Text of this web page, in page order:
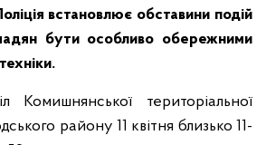
встановлює обставини подій
бути особливо обережними
територіальної
району 11 квітня близько 11-